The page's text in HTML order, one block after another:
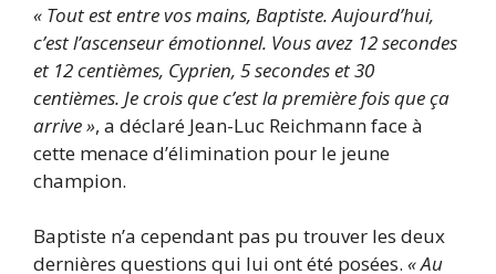
« Tout est entre vos mains, Baptiste. Aujourd’hui,
c’est l’ascenseur émotionnel. Vous avez 12 secondes
et 12 centièmes, Cyprien, 5 secondes et 30
centièmes. Je crois que c’est la première fois que ça
arrive », a déclaré Jean-Luc Reichmann face à
cette menace d’élimination pour le jeune
champion.
Baptiste n’a cependant pas pu trouver les deux
dernières questions qui lui ont été posées. « Au